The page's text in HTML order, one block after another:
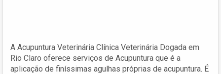
A Acupuntura Veterinária Clínica Veterinária Dogada em
Rio Claro oferece serviços de Acupuntura que é a
aplicação de finíssimas agulhas próprias de acupuntura. É